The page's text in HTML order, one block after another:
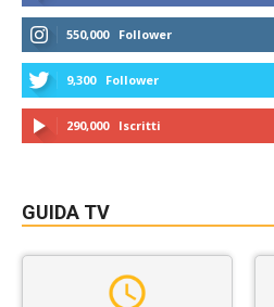
550,000 Follower
9,300 Follower
290,000 Iscritti
GUIDA TV